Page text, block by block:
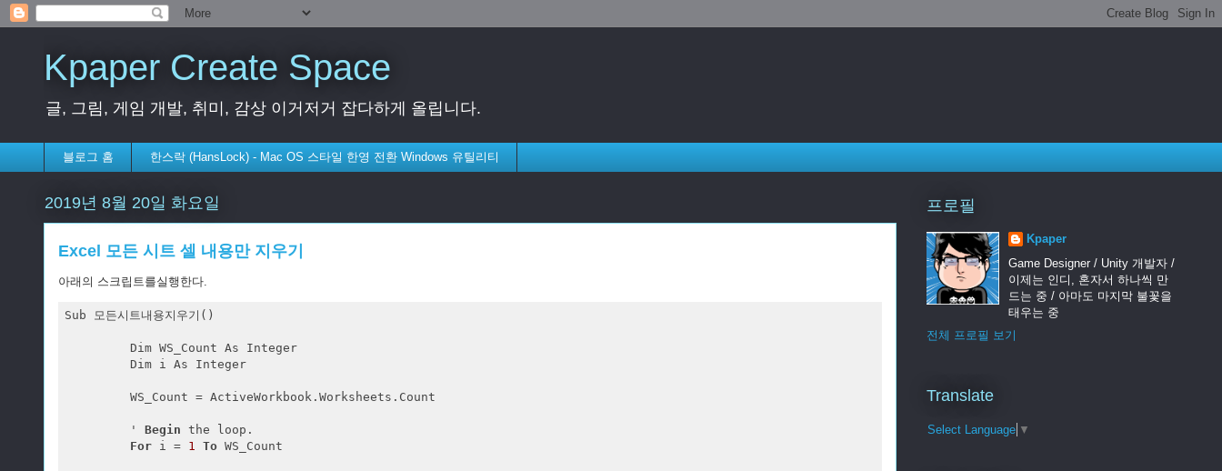
Kpaper Create Space
글, 그림, 게임 개발, 취미, 감상 이거저거 잡다하게 올립니다.
블로그 홈 한스락 (HansLock) - Mac OS 스타일 한영 전환 Windows 유틸리티
2019년 8월 20일 화요일
Excel 모든 시트 셀 내용만 지우기
아래의 스크립트를실행한다.
Sub 모든시트내용지우기()
         Dim WS_Count As Integer
         Dim i As Integer
         WS_Count = ActiveWorkbook.Worksheets.Count
         '
Begin the loop.
For i = 1 To WS_Count
프로필
Kpaper
Game Designer / Unity 개발자 /
이제는 인디, 혼자서 하나씩 만
드는 중 / 아마도 마지막 불꽃을
태우는 중
전체 프로필 보기
Translate
Select Language ▼